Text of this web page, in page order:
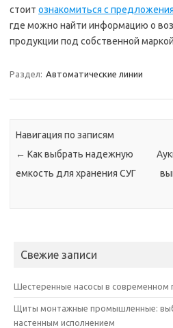
стоит ознакомиться с
где можно найти информацию о
продукции под собственной
Раздел: Автоматические линии
Навигация по записям
← Как выбрать надежную
емкость для хранения СУГ
Свежие записи
Шестеренные насосы в современном
Щиты монтажные промышленные:
настенным исполнением